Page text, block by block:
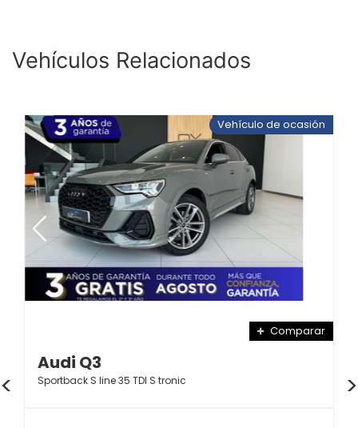
Vehículos Relacionados
Vehículo de ocasión
Comparar
Audi Q3
Sportback S line 35 TDI S tronic